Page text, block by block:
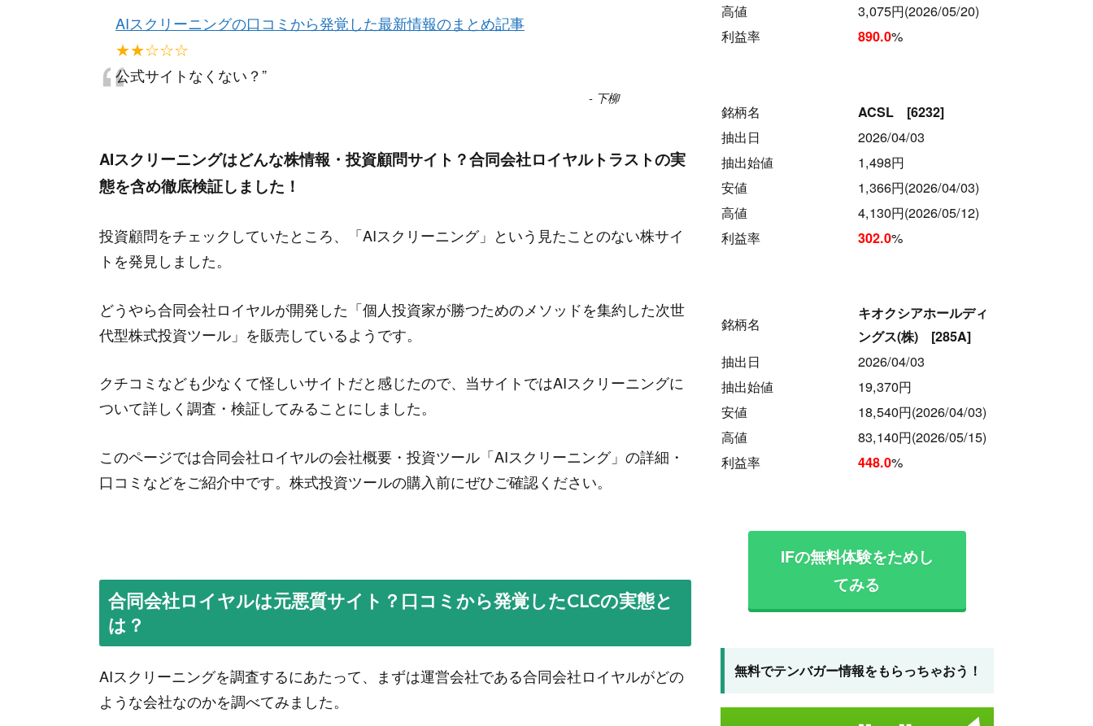
AIスクリーニングの口コミから発覚した最新情報のまとめ記事
★★☆☆☆
“公式サイトなくない？”
- 下柳
★☆☆☆☆
“AIスクリーニングとGrowingAIの違いが分からない。 さらに言うなら循環物色アナラ
-真辺
AIスクリーニングの口コミから発覚した最新情報のまとめ記事
“ここが人気だとは思えないですが、他のサイトでおすすめしていましたよね。あの記
事を見た人って他にいます？
AIスクリーニングの口コミから発覚した最新情報のまとめ記事
“前に違う紹介サイトでゴリ押しされていたので入会しました。批判が多かったけど自
分はそんなに気にならなかったので使い続けてました。 気づいたら突然サービスが
AIスクリーニングの口コミから発覚した最新情報のまとめ記事
★★☆☆☆
“閉鎖していたのは知らなかったです。 ここにも記載されている紹介サイトで探した
らページが無くなっていたので、私の記憶違いだったのかなと思っていました。”
AIスクリーニングはどんな株情報・投資顧問サイト？合同会社ロイヤルトラストの実
態を含め徹底検証しました！
投資顧問をチェックしていたところ、「AIスクリーニング」という見たことのない株サイ
トを発見しました。
どうやら合同会社ロイヤルが開発した「個人投資家が勝つためのメソッドを集約した次世
代型株式投資ツール」を販売しているようです。
クチコミなども少なくて怪しいサイトだと感じたので、当サイトではAIスクリーニングに
ついて詳しく調査・検証してみることにしました。
このページでは合同会社ロイヤルの会社概要・投資ツール「AIスクリーニング」の詳細・
口コミなどをご紹介中です。株式投資ツールの購入前にぜひご確認ください。
合同会社ロイヤルは元悪質サイト？口コミから発覚したCLCの実態と
は？
AIスクリーニングを調査するにあたって、まずは運営会社である合同会社ロイヤルがどの
ような会社なのかを調べてみました。
高値
3,075円(2026/05/20)
利益率
890.0%
銘柄名 ACSL [6232]
抽出日
2026/04/03
抽出始値
1,498円
安値
1,366円(2026/04/03)
高値
4,130円(2026/05/12)
利益率
302.0%
銘柄名
キオクシアホールディ
ングス(株) [285A]
抽出日
2026/04/03
抽出始値
19,370円
安値
18,540円(2026/04/03)
高値
83,140円(2026/05/15)
利益率
448.0%
IFの無料体験をためし
てみる
無料でテンバガー情報をもらっちゃおう！